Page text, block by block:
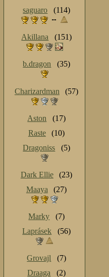
saguaro (114)
Akillana (151)
b.dragon (35)
Charizardman (57)
Aston
(17)
Raste
(10)
Dragoniss
(5)
Dark Ellie
(23)
Maaya
(27)
Marky
(7)
Laprásek
(56)
Grovajl
(7)
Draaga
(2)